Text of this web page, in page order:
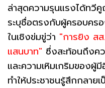
ล่าสุดความรุนแรงได้ทวี
ระบุชื่อตรงกับผู้ครอบคร
ในเชิงข่มขู่ว่า "การยิง ส
แสนบาท" ซึ่งสะท้อนถึงค
และความเหิมเกริมของ
ทำให้ประชาชนรู้สึกกลาย